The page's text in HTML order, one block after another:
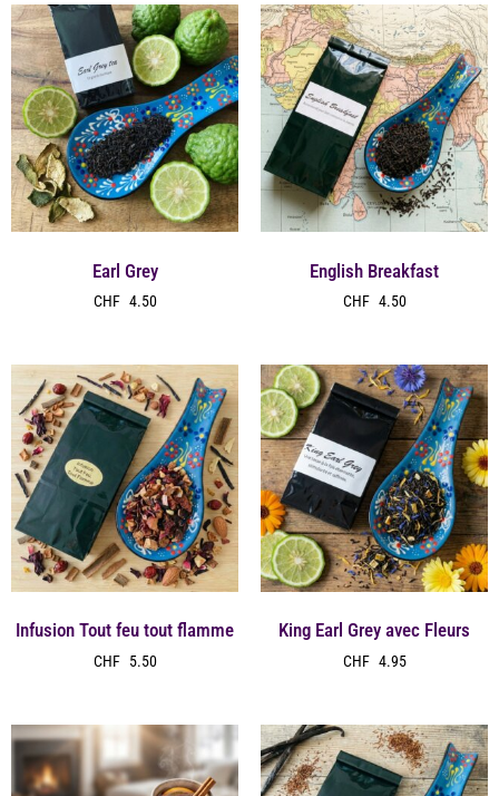
Earl Grey
CHF 4.50
English Breakfast
CHF 4.50
Infusion Tout feu tout flamme
CHF 5.50
King Earl Grey avec Fleurs
CHF 4.95